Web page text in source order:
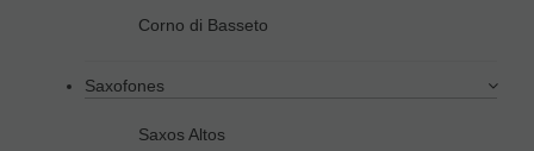
Corno di Basseto
Saxofones
Saxos Altos